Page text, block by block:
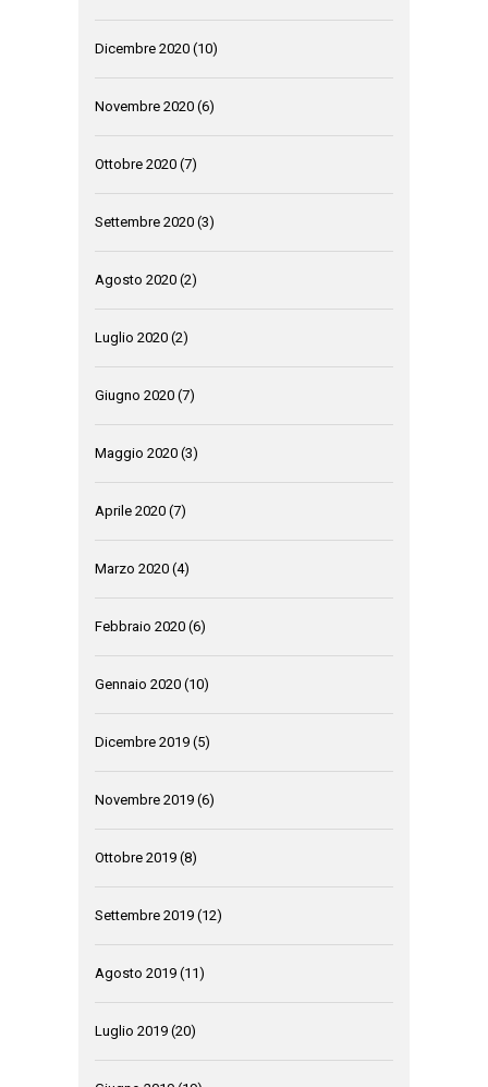
Dicembre 2020 (10)
Novembre 2020 (6)
Ottobre 2020 (7)
Settembre 2020 (3)
Agosto 2020 (2)
Luglio 2020 (2)
Giugno 2020 (7)
Maggio 2020 (3)
Aprile 2020 (7)
Marzo 2020 (4)
Febbraio 2020 (6)
Gennaio 2020 (10)
Dicembre 2019 (5)
Novembre 2019 (6)
Ottobre 2019 (8)
Settembre 2019 (12)
Agosto 2019 (11)
Luglio 2019 (20)